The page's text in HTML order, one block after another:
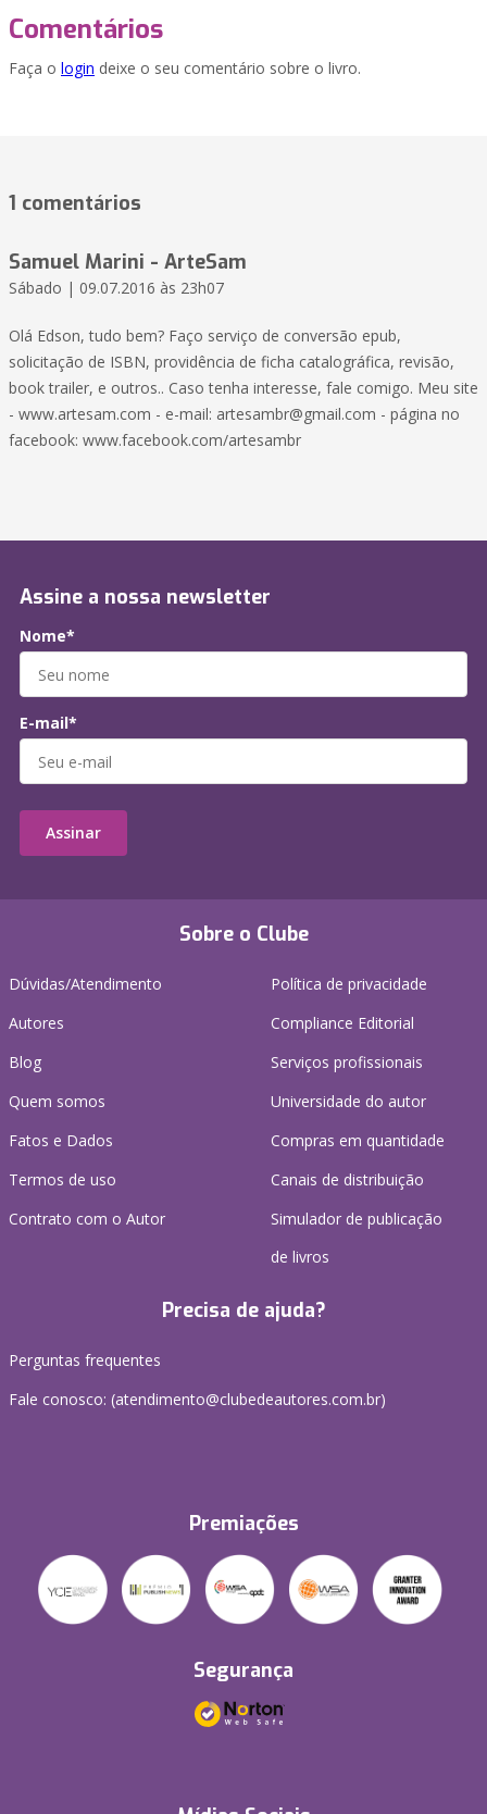
Comentários
Faça o login deixe o seu comentário sobre o livro.
1 comentários
Samuel Marini - ArteSam
Sábado | 09.07.2016 às 23h07
Olá Edson, tudo bem? Faço serviço de conversão epub,
solicitação de ISBN, providência de ficha catalográfica, revisão,
book trailer, e outros.. Caso tenha interesse, fale comigo. Meu site
- www.artesam.com - e-mail: artesambr@gmail.com - página no
facebook: www.facebook.com/artesambr
Sobre o Clube
Dúvidas/Atendimento
Autores
Blog
Quem somos
Fatos e Dados
Termos de uso
Contrato com o Autor
Política de privacidade
Compliance Editorial
Serviços profissionais
Universidade do autor
Compras em quantidade
Canais de distribuição
Simulador de publicação
de livros
Precisa de ajuda?
Perguntas frequentes
Fale conosco: (atendimento@clubedeautores.com.br)
Premiações
Segurança
Assine a nossa newsletter
Nome*
E-mail*
Assinar